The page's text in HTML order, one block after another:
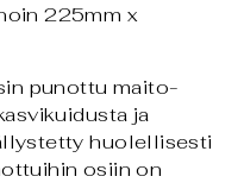
225mm x
punottu maito-
ja
huolellisesti
osiin on